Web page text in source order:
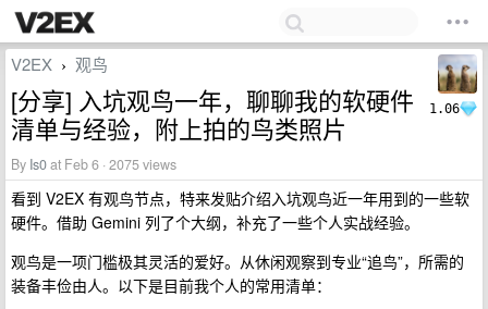
1.06
V2EX › 观鸟
[分享] 入坑观鸟一年，聊聊我的软硬件
清单与经验，附上拍的鸟类照片
By Is0at Feb 6 · 2075 views
看到 V2EX 有观鸟节点，特来发贴介绍入坑观鸟近一年用到的一些软
硬件。借助 Gemini 列了个大纲，补充了一些个人实战经验。
观鸟是一项门槛极其灵活的爱好。从休闲观察到专业“追鸟”，所需的
装备丰俭由人。以下是目前我个人的常用清单：